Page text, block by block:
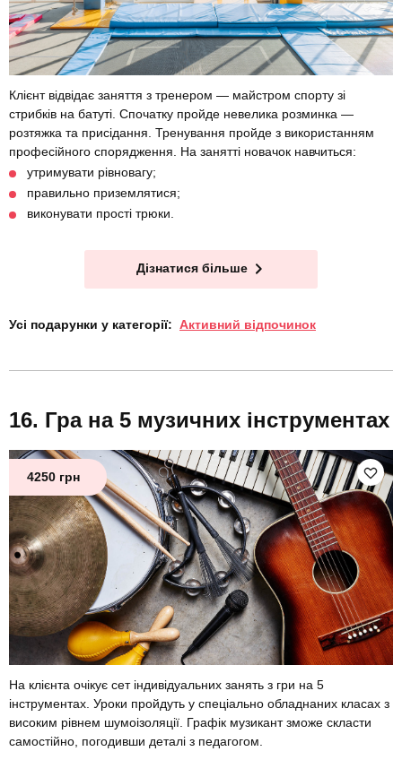
Клієнт відвідає заняття з тренером — майстром спорту зі
стрибків на батуті. Спочатку пройде невелика розминка —
розтяжка та присідання. Тренування пройде з використанням
професійного спорядження. На занятті новачок навчиться:
утримувати рівновагу;
правильно приземлятися;
виконувати прості трюки.
Дізнатися більше
Усі подарунки у категорії: Активний відпочинок
Гра на 5 музичних інструментах
4250 грн
На клієнта очікує сет індивідуальних занять з гри на 5
інструментах. Уроки пройдуть у спеціально обладнаних класах з
високим рівнем шумоізоляції. Графік музикант зможе скласти
самостійно, погодивши деталі з педагогом.